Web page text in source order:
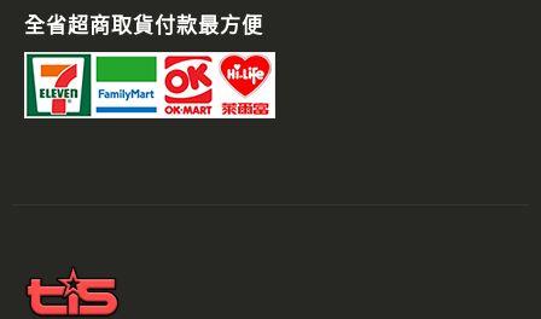
全省超商取貨付款最方便